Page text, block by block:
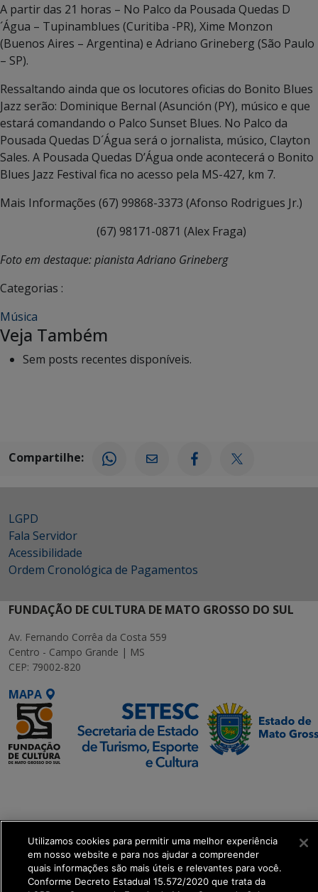
A partir das 21 horas – No Palco da Pousada Quedas D
´Água – Tupinamblues (Curitiba -PR), Xime Monzon
(Buenos Aires – Argentina) e Adriano Grineberg (São Paulo
– SP).
Ressaltando ainda que os locutores oficias do Bonito Blues
Jazz serão: Dominique Bernal (Asunción (PY), músico e que
estará comandando o Palco Sunset Blues. No Palco da
Pousada Quedas D´Água será o jornalista, músico, Clayton
Sales. A Pousada Quedas D’Água onde acontecerá o Bonito
Blues Jazz Festival fica no acesso pela MS-427, km 7.
Mais Informações (67) 99868-3373 (Afonso Rodrigues Jr.)
(67) 98171-0871 (Alex Fraga)
Foto em destaque: pianista Adriano Grineberg
Categorias :
Música
Veja Também
Sem posts recentes disponíveis.
Compartilhe:
LGPD
Fala Servidor
Acessibilidade
Ordem Cronológica de Pagamentos
FUNDAÇÃO DE CULTURA DE MATO GROSSO DO SUL
Av. Fernando Corrêa da Costa 559
Centro - Campo Grande | MS
CEP: 79002-820
MAPA
Transformação Digital
get_footer();
Utilizamos cookies para permitir uma melhor experiência
em nosso website e para nos ajudar a compreender
quais informações são mais úteis e relevantes para você.
Conforme Decreto Estadual 15.572/2020 que trata da